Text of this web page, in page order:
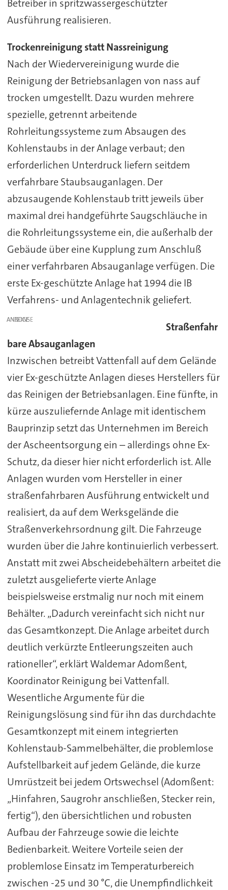
Betreiber in spritzwassergeschützter
Ausführung realisieren.
Trockenreinigung statt Nassreinigung
Nach der Wiedervereinigung wurde die
Reinigung der Betriebsanlagen von nass auf
trocken umgestellt. Dazu wurden mehrere
spezielle, getrennt arbeitende
Rohrleitungssysteme zum Absaugen des
Kohlenstaubs in der Anlage verbaut; den
erforderlichen Unterdruck liefern seitdem
verfahrbare Staubsauganlagen. Der
abzusaugende Kohlenstaub tritt jeweils über
maximal drei handgeführte Saugschläuche in
die Rohrleitungssysteme ein, die außerhalb der
Gebäude über eine Kupplung zum Anschluß
einer verfahrbaren Absauganlage verfügen. Die
erste Ex-geschützte Anlage hat 1994 die IB
Verfahrens- und Anlagentechnik geliefert.
ANZEIGE
Straßenfahr
bare Absauganlagen
Inzwischen betreibt Vattenfall auf dem Gelände
vier Ex-geschützte Anlagen dieses Herstellers für
das Reinigen der Betriebsanlagen. Eine fünfte, in
kürze auszuliefernde Anlage mit identischem
Bauprinzip setzt das Unternehmen im Bereich
der Ascheentsorgung ein – allerdings ohne Ex-
Schutz, da dieser hier nicht erforderlich ist. Alle
Anlagen wurden vom Hersteller in einer
straßenfahrbaren Ausführung entwickelt und
realisiert, da auf dem Werksgelände die
Straßenverkehrsordnung gilt. Die Fahrzeuge
wurden über die Jahre kontinuierlich verbessert.
Anstatt mit zwei Abscheidebehältern arbeitet die
zuletzt ausgelieferte vierte Anlage
beispielsweise erstmalig nur noch mit einem
Behälter. „Dadurch vereinfacht sich nicht nur
das Gesamtkonzept. Die Anlage arbeitet durch
deutlich verkürzte Entleerungszeiten auch
rationeller“, erklärt Waldemar Adomßent,
Koordinator Reinigung bei Vattenfall.
Wesentliche Argumente für die
Reinigungslösung sind für ihn das durchdachte
Gesamtkonzept mit einem integrierten
Kohlenstaub-Sammelbehälter, die problemlose
Aufstellbarkeit auf jedem Gelände, die kurze
Umrüstzeit bei jedem Ortswechsel (Adomßent:
„Hinfahren, Saugrohr anschließen, Stecker rein,
fertig“), den übersichtlichen und robusten
Aufbau der Fahrzeuge sowie die leichte
Bedienbarkeit. Weitere Vorteile seien der
problemlose Einsatz im Temperaturbereich
zwischen -25 und 30 °C, die Unempfindlichkeit